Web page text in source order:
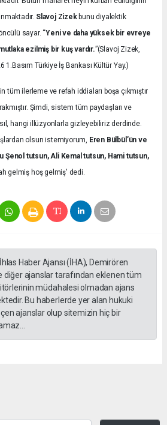
Slavoj Zizekbunu diyalektik
sayar. “Yeni ve daha yüksek bir evreye
ezilmiş bir kuş vardır.”(Slavoj Zizek,
1.Basım Türkiye İş Bankası Kültür Yay.)
ilerleme ve refah iddiaları boşa çıkmıştır
Şimdi, sistem tüm paydaşları ve
hangi illüzyonlarla gizleyebiliriz derdinde.
olsun istemiyorum, Eren Bülbül’ün ve
Şenol tutsun, Ali Kemal tutsun, Hami tutsun,
gelmiş hoş gelmiş' dedi.
Haber Ajansı (İHA), Demirören
diğer ajanslar tarafından eklenen tüm
müdahalesi olmadan ajans
Bu haberlerde yer alan hukuki
ajanslar olup sitemizin hiç bir